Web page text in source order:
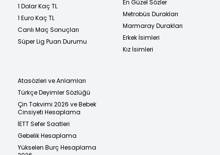
1 Dolar Kaç TL
1 Euro Kaç TL
Canlı Maç Sonuçları
Süper Lig Puan Durumu
En Güzel Sözler
Metrobüs Durakları
Marmaray Durakları
Erkek İsimleri
Kız İsimleri
Atasözleri ve Anlamları
Türkçe Deyimler Sözlüğü
Çin Takvimi 2026 ve Bebek
Cinsiyeti Hesaplama
İETT Sefer Saatleri
Gebelik Hesaplama
Yükselen Burç Hesaplama